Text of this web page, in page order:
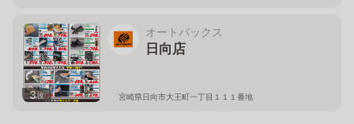
3枚
オートバックス
日向店
宮崎県日向市大王町一丁目１１１番地